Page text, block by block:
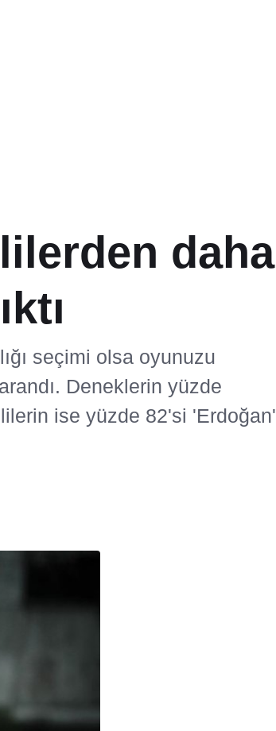
daha
seçimi olsa oyunuzu
Deneklerin yüzde
ise yüzde 82'si 'Erdoğan'